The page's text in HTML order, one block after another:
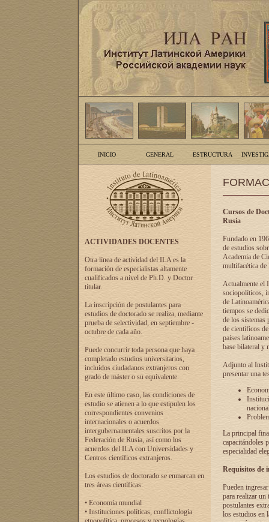
INICIO GENERAL ESTRUCTURA
ACTIVIDADES DOCENTES
Otra línea de actividad del ILA es la
formación de especialistas altamente
cualificados a nivel de Ph.D. y Doctor
titular.
La inscripción de postulantes para
estudios de doctorado se realiza, mediante
prueba de selectividad, en septiembre -
octubre de cada año.
Puede concurrir toda persona que haya
completado estudios universitarios,
incluidos ciudadanos extranjeros con
grado de máster o su equivalente.
En este último caso, las condiciones de
estudio se atienen a lo que estipulen los
correspondientes convenios
internacionales o acuerdos
intergubernamentales suscritos por la
Federación de Rusia, así como los
acuerdos del ILA con Universidades y
Centros científicos extranjeros.
Los estudios de doctorado se enmarcan en
tres áreas científicas:
• Economía mundial
• Instituciones políticas, conflictología
Cursos de
Rusia
Fundado en
de estudios
Academia de
multifacética de
Actualmente el
sociopolíticos,
de
tiempos se
de los sistemas
de científicos
países
base bilateral y
Adjunto al
presentar una
La principal
capacitándoles
especialidad
Requisitos de
Pueden
para realizar un
postulantes
los estudios en